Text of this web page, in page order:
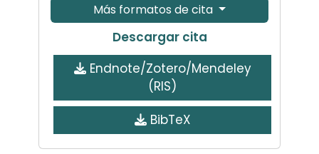
Más formatos de cita
Descargar cita
Endnote/Zotero/Mendeley
(RIS)
BibTeX